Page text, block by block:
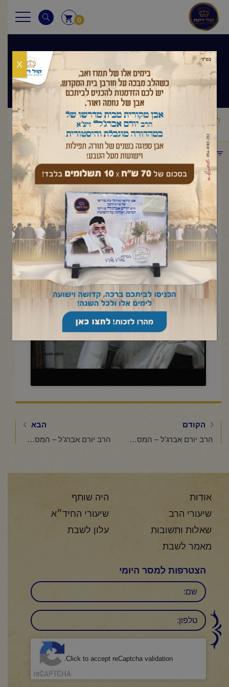
0
שיעורי הרב
ראשי שיעורי הרב /מסר יומי/הרב יורם אברג'ל – המסר היומי –
למה באתי לעולם – כ"ו אדר ראשון תשפ"ד
תפריט קטגוריות
הרב יורם אברג'ל – המסר היומי –
למה באתי לעולם – כ"ו אדר ראשון
תשפ"ד
מרץ 6, 2024
Click to accept marketing cookies and
enable this content
הקודם
הרב יורם אברג'ל – המסר היומי – דרך המלך – כ"ה אדר הראשון תשפ"ד
הבא
הרב יורם אברג'ל – המסר היומי -לחיים ולברכה – כ"ז אדר ראשון תשפ"ד
אודות
היה שותף
שיעורי הרב
שיעורי החיד״א
שאלות ותשובות
עלון לשבת
מאמר לשבת
הצטרפות למסר היומי
שם
טלפון:
Click to accept reCaptcha validation.
X